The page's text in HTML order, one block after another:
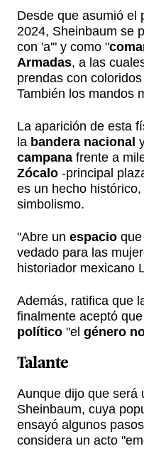
Desde que asumió el
2024, Sheinbaum se
con 'a'" y como "
Armadas, a las
prendas con coloridos
También los mandos
La aparición de esta
la bandera nacional
campana frente a
Zócalo -principal
es un hecho
simbolismo.
"Abre un espacio
vedado para las
historiador mexicano
Además, ratifica que
finalmente aceptó
político "el género
Talante
Aunque dijo que será
Sheinbaum, cuya
ensayó algunos
considera un acto